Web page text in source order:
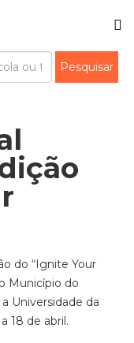
do “Ignite Your
Município do
Universidade da
18 de abril.